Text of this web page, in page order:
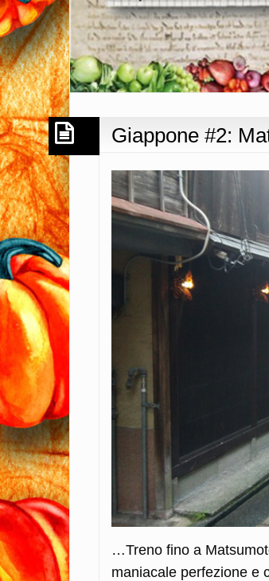
Giappone #2:
…Treno fino a
maniacale perfezione e